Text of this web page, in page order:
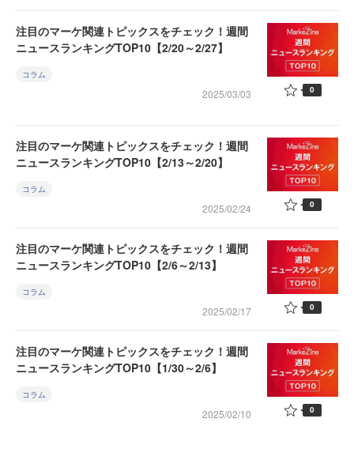
注目のマーケ関連トピックスをチェック！週間
ニュースランキングTOP10【2/20～2/27】
コラム
2025/03/03 0
注目のマーケ関連トピックスをチェック！週間
ニュースランキングTOP10【2/13～2/20】
コラム
2025/02/24 0
注目のマーケ関連トピックスをチェック！週間
ニュースランキングTOP10【2/6～2/13】
コラム
2025/02/17 0
注目のマーケ関連トピックスをチェック！週間
ニュースランキングTOP10【1/30～2/6】
コラム
2025/02/10 0